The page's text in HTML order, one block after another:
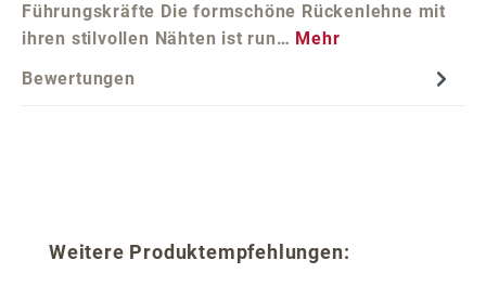
Führungskräfte Die formschöne Rückenlehne mit
ihren stilvollen Nähten ist run… Mehr
Bewertungen
Produktgalerie überspringen
Weitere Produktempfehlungen: